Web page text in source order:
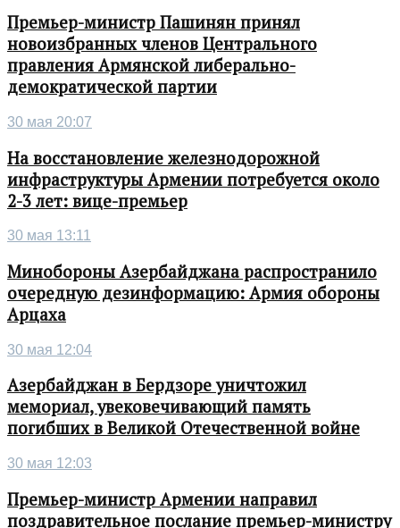
Премьер-министр Пашинян принял
новоизбранных членов Центрального
правления Армянской либерально-
демократической партии
30 мая 20:07
На восстановление железнодорожной
инфраструктуры Армении потребуется около
2-3 лет: вице-премьер
30 мая 13:11
Минобороны Азербайджана распространило
очередную дезинформацию: Армия обороны
Арцаха
30 мая 12:04
Азербайджан в Бердзоре уничтожил
мемориал, увековечивающий память
погибших в Великой Отечественной войне
30 мая 12:03
Премьер-министр Армении направил
поздравительное послание премьер-министру